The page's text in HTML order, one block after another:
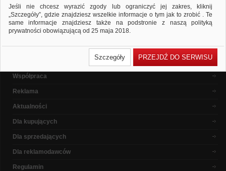
Popularne marki
O nas
Współpraca
Reklama
Aktualności
Dla kupujących
Dla sprzedających
Dla reklamodawców
Regulamin
Jeśli nie chcesz wyrazić zgody lub ograniczyć jej zakres, kliknij
„Szczegóły”, gdzie znajdziesz wszelkie informacje o tym jak to zrobić . Te
same informacje znajdziesz także na podstronie z naszą polityką
prywatności obowiązującą od 25 maja 2018.
wcześniejsza zgoda której udzieliliście podczas zakładania konta. Każda
Państwa zgoda jest dobrowolna i można ją w dowolnym momencie
Polityka prywatności (rozwiń)
Klauzula Informacyjna (rozwiń)
Lista Zaufanych Partnerów (rozwiń)
Szczegóły PRZEJDŹ DO SERWISU